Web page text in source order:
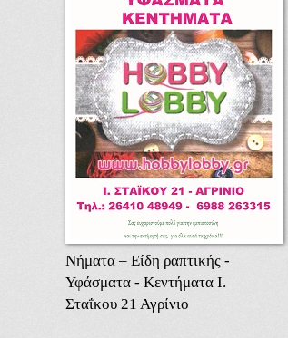
Νήματα – Είδη ραπτικής -
Υφάσματα - Κεντήματα Ι.
Σταΐκου 21 Αγρίνιο